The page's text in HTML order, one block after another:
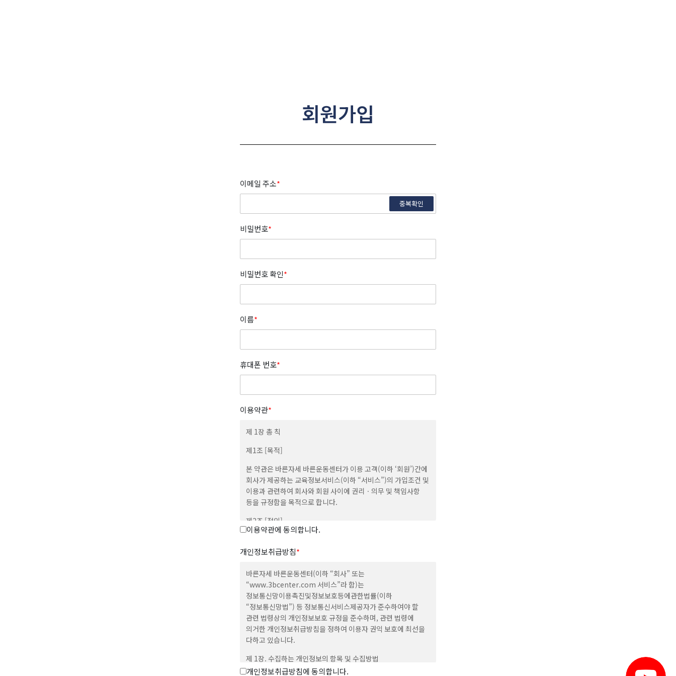
회원가입
이메일 주소*
중복확인
비밀번호*
비밀번호 확인*
이름*
휴대폰 번호*
이용약관*
제 1장 총 칙
제1조 [목적]
본 약관은 바른자세 바른운동센터가 이용 고객(이하 ‘회원’)간에
회사가 제공하는 교육정보서비스(이하 “서비스”)의 가입조건 및
이용과 관련하여 회사와 회원 사이에 권리ㆍ의무 및 책임사항
등을 규정함을 목적으로 합니다.
제2조 [정의]
1.”이용자”라 함은 “회사”의 웹사이트에 접속하여 본 약관에
“회원” 및 “비회원”을 말합니다.
2.”회원”이라 함은 회사의 웹사이트에 접속하여 본 약관에 동의
함으로써 회사와 이용계약을 체결하고 아이디(ID)를 부여받은
자로서 회사가 제공하는 정보와 서비스를 지속적으로 이용할 수
있는 자를 말합니다.
3.”콘텐츠”라 함은 회사 웹사이트에서 제공하는 온라인 강좌 및
기타 관련정보를 의미함으로서, 정보통신망이용촉진 및
정보통신망에서 사용되는 부호ㆍ문자ㆍ음성ㆍ음향ㆍ이미지
또는 영상 등으로 표현된 자료 또는 정보를 말합니다.
이용약관에 동의합니다.
개인정보취급방침*
바른자세 바른운동센터(이하 “회사” 또는
“www.3bcenter.com 서비스”라 함)는
정보통신망이용촉진및정보보호등에관한법률(이하
“정보통신망법”) 등 정보통신서비스제공자가 준수하여야 할
관련 법령상의 개인정보보호 규정을 준수하며, 관련 법령에
의거한 개인정보취급방침을 정하여 이용자 권익 보호에 최선을
다하고 있습니다.
제 1장. 수집하는 개인정보의 항목 및 수집방법
개인정보취급방침에 동의합니다.